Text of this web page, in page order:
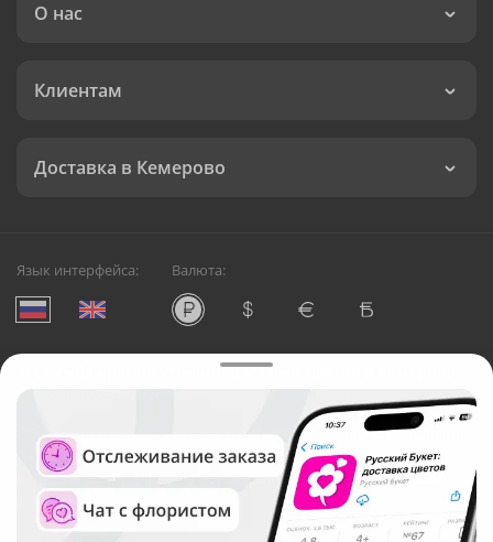
О нас
Клиентам
Доставка в Кемерово
Язык интерфейса: Валюта:
Служба круглосуточной доставки цветов в Кемерово
Русский Букет, 2026
Общество с ограниченной ответственностью «Технология»
ОГРН: 1195476081745, ИНН: 5410081997
Юридический адрес: г. Новосибирск, ул. Ипподромская,
д.42, оф. 3